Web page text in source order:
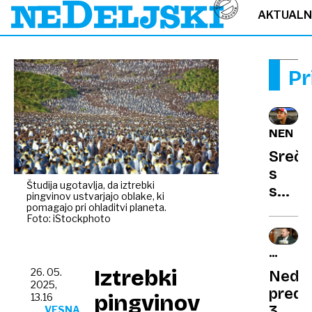
Študija ugotavlja, da iztrebki
pingvinov ustvarjajo oblake, ki
pomagajo pri ohladitvi planeta.
Foto: iStockphoto
Iztrebki
pingvinov
26. 05.
2025,
13.16
s
ni
časa
in
IZ
ARHIVA
pred